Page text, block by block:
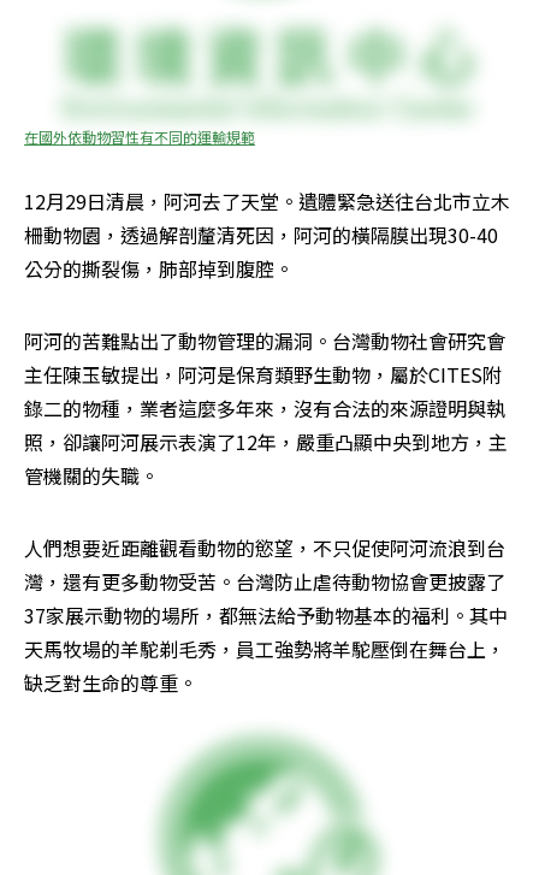
在國外依動物習性有不同的運輸規範
12月29日清晨，阿河去了天堂。遺體緊急送往台北市立木
柵動物園，透過解剖釐清死因，阿河的橫隔膜出現30-40
公分的撕裂傷，肺部掉到腹腔。
阿河的苦難點出了動物管理的漏洞。台灣動物社會研究會
主任陳玉敏提出，阿河是保育類野生動物，屬於CITES附
錄二的物種，業者這麼多年來，沒有合法的來源證明與執
照，卻讓阿河展示表演了12年，嚴重凸顯中央到地方，主
管機關的失職。
人們想要近距離觀看動物的慾望，不只促使阿河流浪到台
灣，還有更多動物受苦。台灣防止虐待動物協會更披露了
37家展示動物的場所，都無法給予動物基本的福利。其中
天馬牧場的羊駝剃毛秀，員工強勢將羊駝壓倒在舞台上，
缺乏對生命的尊重。